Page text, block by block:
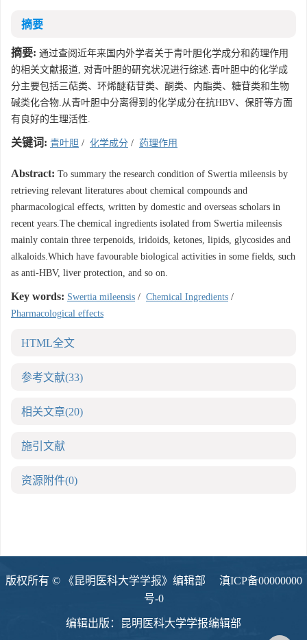
摘要
摘要: 通过查阅近年来国内外学者关于青叶胆化学成分和药理作用
的相关文献报道, 对青叶胆的研究状况进行综述.青叶胆中的化学成
分主要包括三萜类、环烯醚萜苷类、酮类、内酯类、糖苷类和生物
碱类化合物.从青叶胆中分离得到的化学成分在抗HBV、保肝等方面
有良好的生理活性.
关键词: 青叶胆 / 化学成分 / 药理作用
Abstract: To summary the research condition of Swertia mileensis by
retrieving relevant literatures about chemical compounds and
pharmacological effects, written by domestic and overseas scholars in
recent years.The chemical ingredients isolated from Swertia mileensis
mainly contain three terpenoids, iridoids, ketones, lipids, glycosides and
alkaloids.Which have favourable biological activities in some fields, such
as anti-HBV, liver protection, and so on.
Key words: Swertia mileensis / Chemical Ingredients /
Pharmacological effects
HTML全文
参考文献(33)
相关文章(20)
施引文献
资源附件(0)
版权所有 © 《昆明医科大学学报》编辑部 滇ICP备00000000
号-0
编辑出版：昆明医科大学学报编辑部